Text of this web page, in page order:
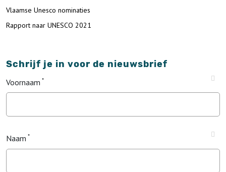
Vlaamse Unesco nominaties
Rapport naar UNESCO 2021
Schrijf je in voor de nieuwsbrief
Voornaam
Naam